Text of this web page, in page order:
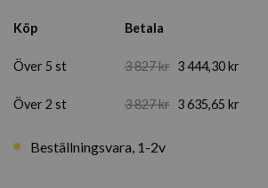
Köp Betala
Över 5 st 3 827 kr 3 444,30 kr
Över 2 st 3 827 kr 3 635,65 kr
Beställningsvara, 1-2v